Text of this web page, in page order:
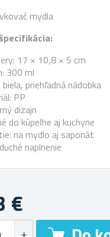
mydla
17 × 10,8 × 5 cm
300 ml
biela, priehľadná nádobka
PP
dizajn
do kúpeľne aj kuchyne
na mydlo aj saponát
naplnenie
€